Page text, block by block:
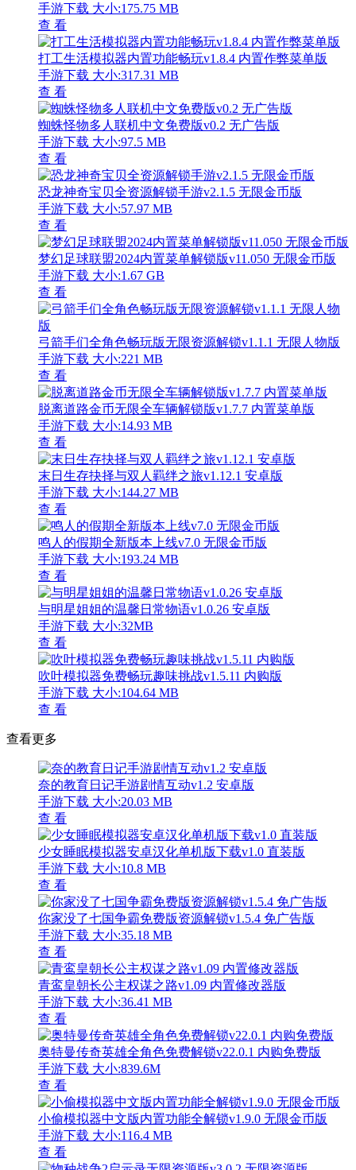
手游下载 大小:175.75 MB
查 看
打工生活模拟器内置功能畅玩v1.8.4 内置作弊菜单版
手游下载 大小:317.31 MB
查 看
蜘蛛怪物多人联机中文免费版v0.2 无广告版
手游下载 大小:97.5 MB
查 看
恐龙神奇宝贝全资源解锁手游v2.1.5 无限金币版
手游下载 大小:57.97 MB
查 看
梦幻足球联盟2024内置菜单解锁版v11.050 无限金币版
手游下载 大小:1.67 GB
查 看
弓箭手们全角色畅玩版无限资源解锁v1.1.1 无限人物版
手游下载 大小:221 MB
查 看
脱离道路金币无限全车辆解锁版v1.7.7 内置菜单版
手游下载 大小:14.93 MB
查 看
末日生存抉择与双人羁绊之旅v1.12.1 安卓版
手游下载 大小:144.27 MB
查 看
鸣人的假期全新版本上线v7.0 无限金币版
手游下载 大小:193.24 MB
查 看
与明星姐姐的温馨日常物语v1.0.26 安卓版
手游下载 大小:32MB
查 看
吹叶模拟器免费畅玩趣味挑战v1.5.11 内购版
手游下载 大小:104.64 MB
查 看
查看更多
奈的教育日记手游剧情互动v1.2 安卓版
手游下载 大小:20.03 MB
查 看
少女睡眠模拟器安卓汉化单机版下载v1.0 直装版
手游下载 大小:10.8 MB
查 看
你家没了七国争霸免费版资源解锁v1.5.4 免广告版
手游下载 大小:35.18 MB
查 看
青鸾皇朝长公主权谋之路v1.09 内置修改器版
手游下载 大小:36.41 MB
查 看
奥特曼传奇英雄全角色免费解锁v22.0.1 内购免费版
手游下载 大小:839.6M
查 看
小偷模拟器中文版内置功能全解锁v1.9.0 无限金币版
手游下载 大小:116.4 MB
查 看